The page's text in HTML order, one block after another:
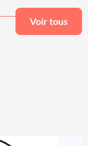
Voir tous